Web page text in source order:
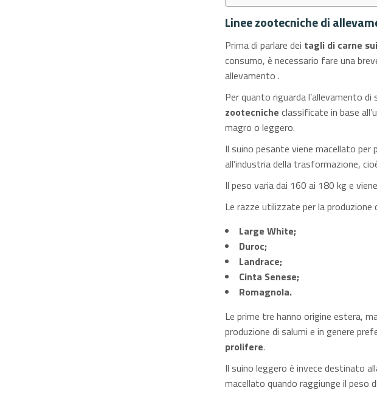
Linee zootecniche di
Prima di parlare dei tagli di carne
consumo, è necessario fare una
allevamento .
Per quanto riguarda l’allevamento
zootecniche classificate in base
magro o leggero.
Il suino pesante viene macellato per
all’industria della trasformazione,
Il peso varia dai 160 ai 180 kg e
Le razze utilizzate per la produzione
Large White;
Duroc;
Landrace;
Cinta Senese;
Romagnola.
Le prime tre hanno origine estera,
produzione di salumi e in genere
prolifere.
Il suino leggero è invece destinato
macellato quando raggiunge il peso